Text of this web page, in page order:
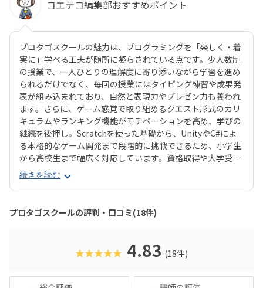
コエテコ編集部おすすめポイント
プロタゴスクールの魅力は、プログラミングを「楽しく・着
実に」学べる工夫が随所に凝らされている点です。少人数制
の授業で、一人ひとりの理解度に寄り添いながら学習を進め
られるだけでなく、毎回の授業にはタイピング練習や成果発
表が組み込まれており、自然と表現力やプレゼン力も養われ
ます。さらに、ゲーム感覚で取り組めるクエスト形式のカリ
キュラムやランキング機能がモチベーションを高め、学びの
継続を後押し。Scratchを使った基礎から、UnityやC#によ
る本格的なゲーム開発まで段階的に挑戦できるため、小学生
から高校生まで幅広く対応しています。資格取得や大学受験
対策にも直結する実践的な内容で、未来につながる確かなス
キルを身につけられるのが大きな魅力です。
続きを読む
プロタゴスクールの評判・口コミ(18件)
★★★★★ 4.83 (18件)